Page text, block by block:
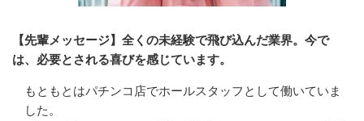
【先輩メッセージ】全くの未経験で飛び込んだ業界。今で
は、必要とされる喜びを感じています。
もともとはパチンコ店でホールスタッフとして働いていま
した。